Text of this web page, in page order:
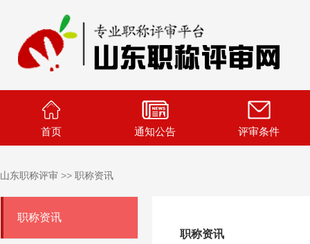
首页 通知公告 评审条件
山东职称评审 >> 职称资讯
职称资讯
职称资讯